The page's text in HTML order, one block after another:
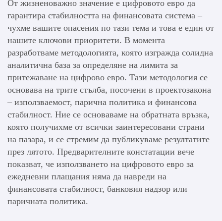
От жизненоважно значение е цифровото евро да
гарантира стабилността на финансовата система –
чухме вашите опасения по тази тема и това е един от
нашите ключови приоритети. В момента
разработваме методологията, която изгражда солидна
аналитична база за определяне на лимита за
притежаване на цифрово евро. Тази методология се
основава на трите стълба, посочени в проектозакона
– използваемост, парична политика и финансова
стабилност. Ние се основаваме на обратната връзка,
която получихме от всички заинтересовани страни
на пазара, и се стремим да публикуваме резултатите
през лятото. Предварителните констатации вече
показват, че използването на цифровото евро за
ежедневни плащания няма да навреди на
финансовата стабилност, банковия надзор или
паричната политика.